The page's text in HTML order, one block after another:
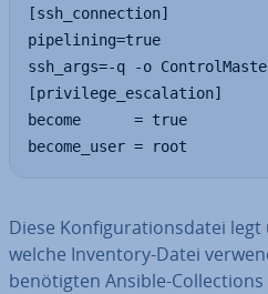
[ssh_connection]
pipelining=true
ssh_args=-q -o
[privilege_escalation]
become      = true
become_user = root
Diese Kon­fi­gu­ra­ti­ons­da­tei
welche Inventory-Datei
be­nö­tig­ten Ansible-